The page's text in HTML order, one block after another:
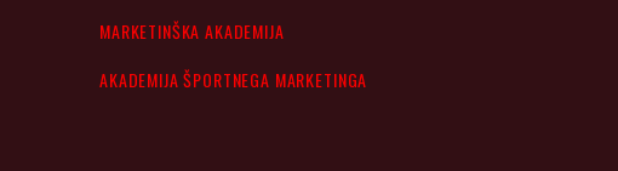
MARKETINŠKA AKADEMIJA
AKADEMIJA ŠPORTNEGA MARKETINGA